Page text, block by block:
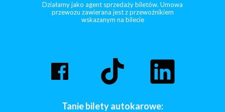
Tanie bilety autokarowe:
Działamy jako agent sprzedaży biletów. Umowa
przewozu zawierana jest z przewoźnikiem
wskazanym na bilecie